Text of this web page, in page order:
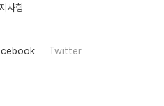
사항
Twitter